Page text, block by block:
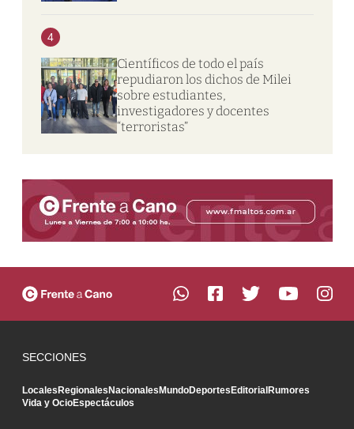
4
Científicos de todo el país
repudiaron los dichos de Milei
sobre estudiantes,
investigadores y docentes
“terroristas”
SECCIONES
LocalesRegionalesNacionalesMundoDeportesEditorialRumores
Vida y OcioEspectáculos